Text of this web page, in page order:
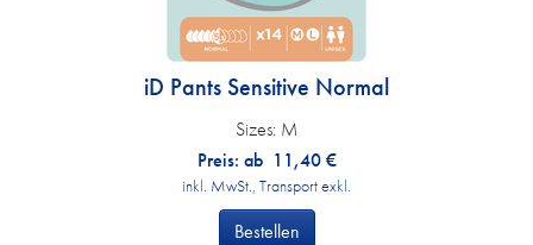
iD Pants Sensitive Normal
Sizes: M
Preis: ab 11,40 €
inkl. MwSt., Transport exkl.
Bestellen